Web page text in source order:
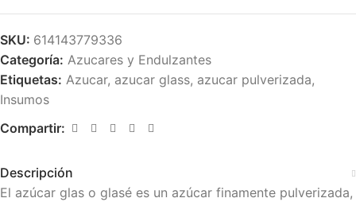
SKU: 614143779336
Categoría: Azucares y Endulzantes
Etiquetas: Azucar, azucar glass, azucar pulverizada,
Insumos
Compartir:
Descripción
El azúcar glas o glasé es un azúcar finamente pulverizada,